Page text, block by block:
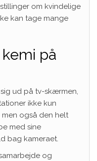
om kvindelige
kan tage mange
på
ud på tv-skærmen,
ikke kun
også den helt
med sine
bag kameraet.
og